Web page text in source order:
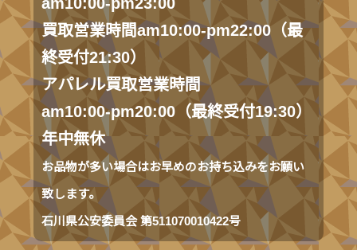
am10:00-pm23:00
買取営業時間am10:00-pm22:00（最
終受付21:30）
アパレル買取営業時間
am10:00-pm20:00（最終受付19:30）
年中無休
お品物が多い場合はお早めのお持ち込みをお願い
致します。
石川県公安委員会 第511070010422号